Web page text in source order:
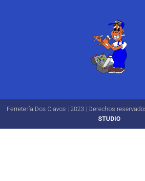
Ferretería Dos Clavos | 2023 | Derechos
STUDIO